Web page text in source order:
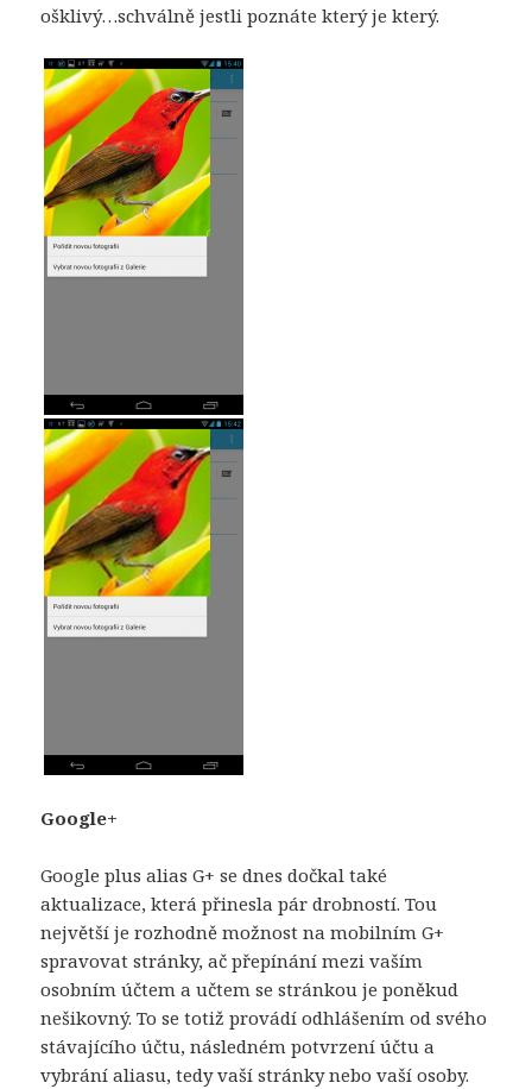
ošklivý…schválně jestli poznáte který je který.
Google+
Google plus alias G+ se dnes dočkal také
aktualizace, která přinesla pár drobností. Tou
největší je rozhodně možnost na mobilním G+
spravovat stránky, ač přepínání mezi vaším
osobním účtem a učtem se stránkou je poněkud
nešikovný. To se totiž provádí odhlášením od svého
stávajícího účtu, následném potvrzení účtu a
vybrání aliasu, tedy vaší stránky nebo vaší osoby.